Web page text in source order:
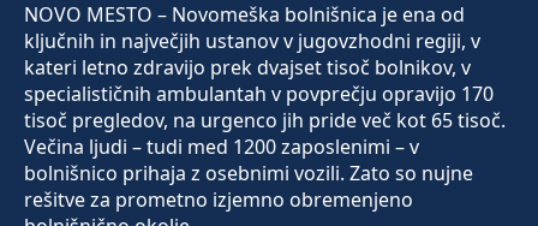
NOVO MESTO – Novomeška bolnišnica je ena od
ključnih in največjih ustanov v jugovzhodni regiji, v
kateri letno zdravijo prek dvajset tisoč bolnikov, v
specialističnih ambulantah v povprečju opravijo 170
tisoč pregledov, na urgenco jih pride več kot 65 tisoč.
Večina ljudi – tudi med 1200 zaposlenimi – v
bolnišnico prihaja z osebnimi vozili. Zato so nujne
rešitve za prometno izjemno obremenjeno